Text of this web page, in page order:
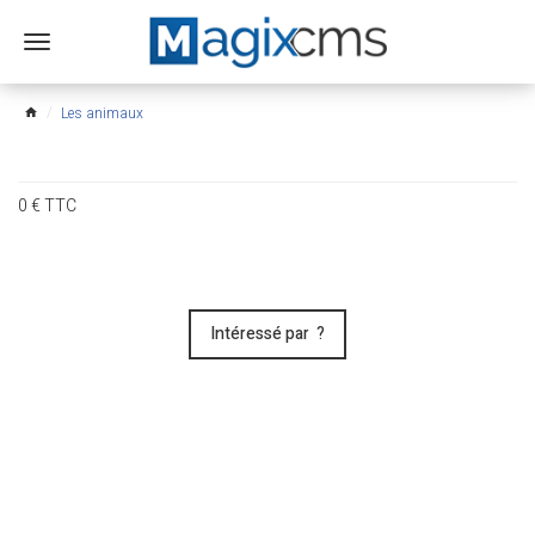
Ouvrir
menu
home Les animaux
0€TTC
Intéressé par ?